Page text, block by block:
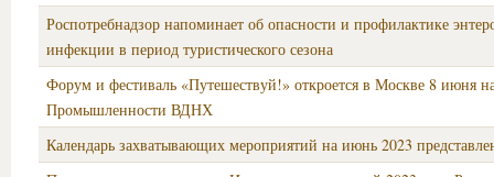
Роспотребнадзор напоминает об опасности и профилактике
инфекции в период туристического сезона
Форум и фестиваль «Путешествуй!» откроется в Москве 8 июня
Промышленности ВДНХ
Календарь захватывающих мероприятий на июнь 2023